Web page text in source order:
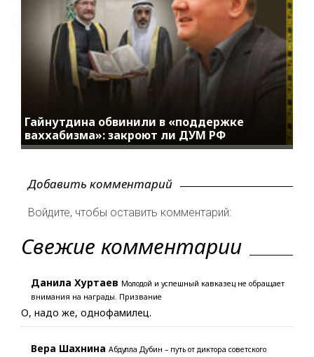
Гайнутдина обвинили в «поддержке
ваххабизма»: закроют ли ДУМ РФ
Добавить комментарий
Войдите, чтобы оставить комментарий:
Свежие комментарии
Данила Хуртаев Молодой и успешный кавказец не обращает
внимания на награды. Призвание
О, надо же, однофамилец.
Вера Шахнина Абдулла Дубин – путь от диктора советского